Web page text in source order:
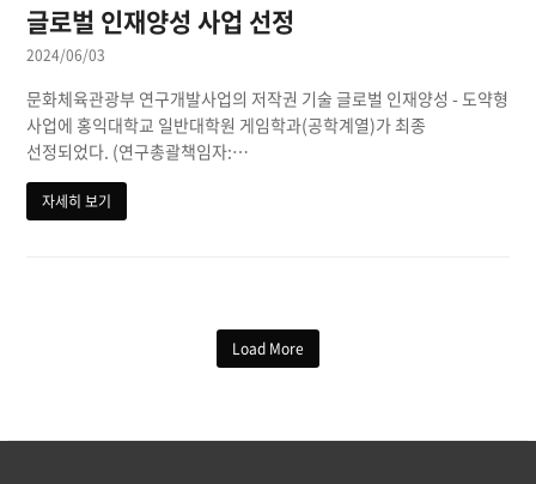
글로벌 인재양성 사업 선정
2024/06/03
문화체육관광부 연구개발사업의 저작권 기술 글로벌 인재양성 - 도약형
사업에 홍익대학교 일반대학원 게임학과(공학계열)가 최종
선정되었다. (연구총괄책임자:…
자세히 보기
Load More